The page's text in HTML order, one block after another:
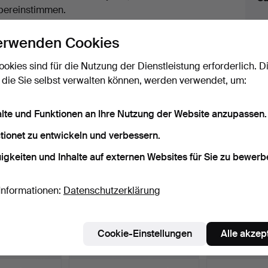
zu erhalten, sobald dieses Objekt
ist.
die mit Ihrer Suche
Cookies
sind für die Nutzung der Dienstleistung erforderlich.
Sie selbst verwalten können, werden verwendet, um:
und Funktionen an Ihre Nutzung der Website anzupassen.
zu entwickeln und verbessern.
und Inhalte auf externen Websites für Sie zu
Datenschutzerklärung
Cookie-Einstellungen Alle